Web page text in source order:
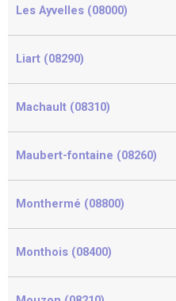
Les Ayvelles (08000)
Liart (08290)
Machault (08310)
Maubert-fontaine (08260)
Monthermé (08800)
Monthois (08400)